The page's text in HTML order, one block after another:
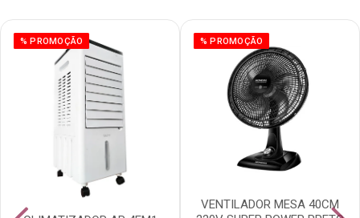
% PROMOÇÃO % PROMOÇÃO
VENTILADOR MESA 40CM